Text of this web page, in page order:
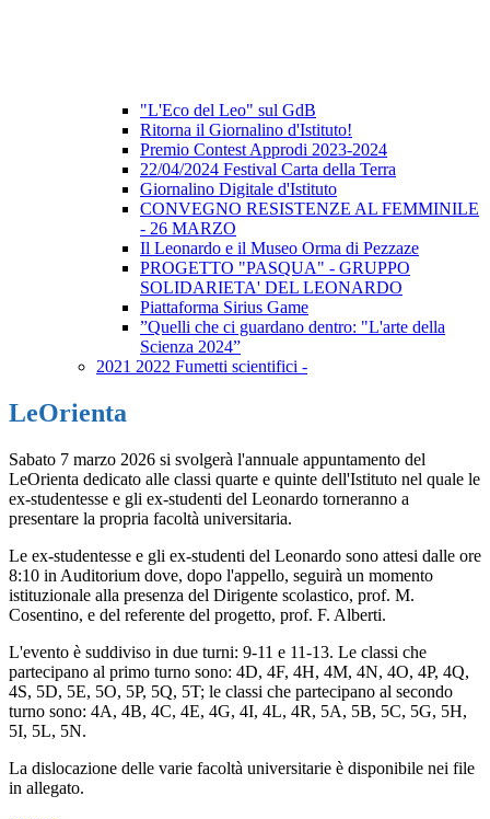
"L'Eco del Leo" sul GdB
Ritorna il Giornalino d'Istituto!
Premio Contest Approdi 2023-2024
22/04/2024 Festival Carta della Terra
Giornalino Digitale d'Istituto
CONVEGNO RESISTENZE AL FEMMINILE
- 26 MARZO
Il Leonardo e il Museo Orma di Pezzaze
PROGETTO "PASQUA" - GRUPPO
SOLIDARIETA' DEL LEONARDO
Piattaforma Sirius Game
”Quelli che ci guardano dentro: "L'arte della
Scienza 2024”
2021 2022 Fumetti scientifici -
LeOrienta
Sabato 7 marzo 2026 si svolgerà l'annuale appuntamento del
LeOrienta dedicato alle classi quarte e quinte dell'Istituto nel quale le
ex-studentesse e gli ex-studenti del Leonardo torneranno a
presentare la propria facoltà universitaria.
Le ex-studentesse e gli ex-studenti del Leonardo sono attesi dalle ore
8:10 in Auditorium dove, dopo l'appello, seguirà un momento
istituzionale alla presenza del Dirigente scolastico, prof. M.
Cosentino, e del referente del progetto, prof. F. Alberti.
L'evento è suddiviso in due turni: 9-11 e 11-13. Le classi che
partecipano al primo turno sono: 4D, 4F, 4H, 4M, 4N, 4O, 4P, 4Q,
4S, 5D, 5E, 5O, 5P, 5Q, 5T; le classi che partecipano al secondo
turno sono: 4A, 4B, 4C, 4E, 4G, 4I, 4L, 4R, 5A, 5B, 5C, 5G, 5H,
5I, 5L, 5N.
La dislocazione delle varie facoltà universitarie è disponibile nei file
in allegato.